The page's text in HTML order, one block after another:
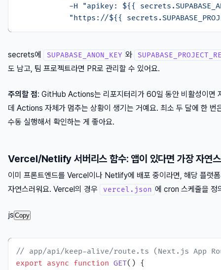
-H "apikey: ${{
secrets에 SUPABASE_ANON_KEY 와
도 남고, 팀 프로젝트라면 PR로 관리할 수 있어요.
주의할 점: GitHub Actions는 리포지터리가 60일 동안 비활성이면
데 Actions 자체가 멈추는 상황이 생기는 거예요. 최소 두 달에 한 번
수동 실행해서 확인하는 게 좋아요.
Vercel/Netlify 서버리스 함수: 앱이 있다면 가장 자연
이미 프론트엔드를 Vercel이나 Netlify에 배포 중이라면, 해당 플랫
자연스러워요. Vercel의 경우
vercel.json 에 cron 스케줄을 정
js Copy
// app/api/keep-alive/route.ts (Next.js App
export async function GET( ) {